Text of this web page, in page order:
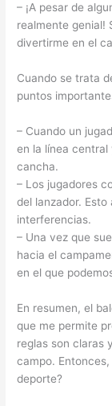
– ¡A pesar de
realmente genial!
divertirme en el
Cuando se trata
puntos
– Cuando un
en la línea central
cancha.
– Los jugadores
del lanzador.
interferencias.
– Una vez que
hacia el
en el que
En resumen, el
que me permite
reglas son claras
campo.
deporte?